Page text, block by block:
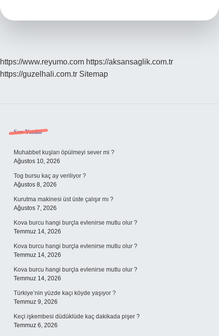
https://www.reyumo.com https://aksansaglik.com.tr
https://guzelhali.com.tr Sitemap
Sidebar
Son Yazılar
Muhabbet kuşları öpülmeyi sever mi ?
Ağustos 10, 2026
Tog bursu kaç ay veriliyor ?
Ağustos 8, 2026
Kurutma makinesi üst üste çalışır mı ?
Ağustos 7, 2026
Kova burcu hangi burçla evlenirse mutlu olur ?
Temmuz 14, 2026
Kova burcu hangi burçla evlenirse mutlu olur ?
Temmuz 14, 2026
Kova burcu hangi burçla evlenirse mutlu olur ?
Temmuz 14, 2026
Türkiye’nin yüzde kaçı köyde yaşıyor ?
Temmuz 9, 2026
Keçi işkembesi düdüklüde kaç dakikada pişer ?
Temmuz 6, 2026